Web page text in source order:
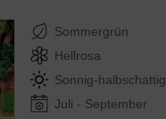
Sommergrün
Hellrosa
Sonnig-halbschattig
Juli - September